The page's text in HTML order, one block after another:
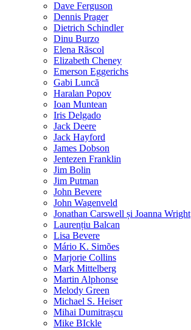
Dave Ferguson
Dennis Prager
Dietrich Schindler
Dinu Burzo
Elena Răscol
Elizabeth Cheney
Emerson Eggerichs
Gabi Luncă
Haralan Popov
Ioan Muntean
Iris Delgado
Jack Deere
Jack Hayford
James Dobson
Jentezen Franklin
Jim Bolin
Jim Putman
John Bevere
John Wagenveld
Jonathan Carswell și Joanna Wright
Laurențiu Balcan
Lisa Bevere
Mário K. Simões
Marjorie Collins
Mark Mittelberg
Martin Alphonse
Melody Green
Michael S. Heiser
Mihai Dumitrașcu
Mike BIckle